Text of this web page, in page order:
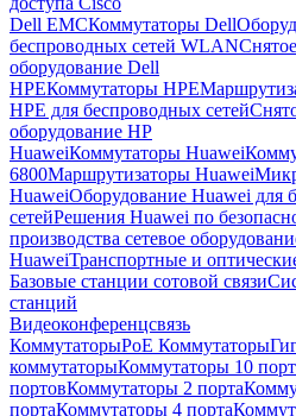
Dell EMCКоммутаторы Dell
беспроводных сетей WLAN
оборудование Dell
HPEКоммутаторы HPE
HPE для беспроводных сетей
оборудование HP
HuaweiКоммутаторы Huawei
6800Маршрутизаторы Huawei
HuaweiОборудование Huawei для
сетейРешения Huawei по
производства сетевое
HuaweiТранспортные и
Базовые станции сотовой связи
станций
Видеоконференцсвязь
КоммутаторыPoE Коммутаторы
коммутаторыКоммутаторы 10
портовКоммутаторы 2 порта
портаКоммутаторы 4 порта